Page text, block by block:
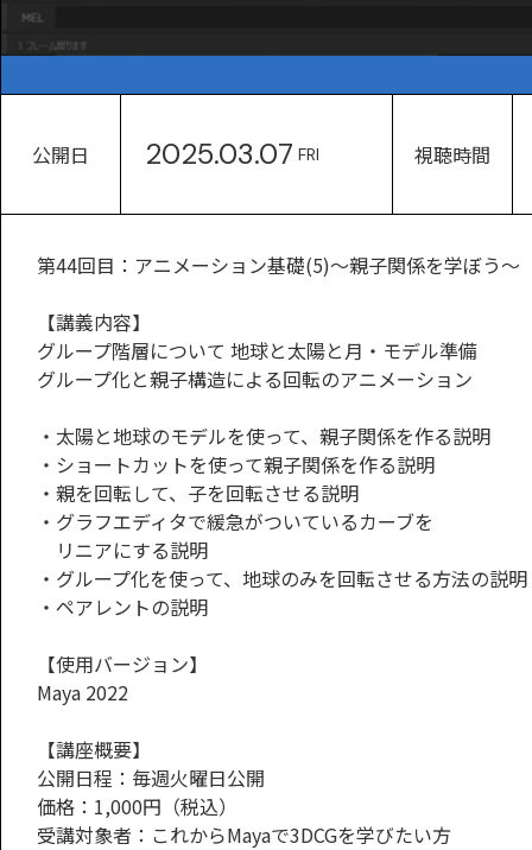
公開日 2025.03.07 FRI 視聴時間
第44回目：アニメーション基礎(5)～親子関係を学ぼう～
【講義内容】
グループ階層について 地球と太陽と月・モデル準備
グループ化と親子構造による回転のアニメーション
・太陽と地球のモデルを使って、親子関係を作る説明
・ショートカットを使って親子関係を作る説明
・親を回転して、子を回転させる説明
・グラフエディタで緩急がついているカーブを
リニアにする説明
・グループ化を使って、地球のみを回転させる方法の説明
・ペアレントの説明
【使用バージョン】
Maya 2022
【講座概要】
公開日程：毎週火曜日公開
価格：1,000円（税込）
受講対象者：これからMayaで3DCGを学びたい方